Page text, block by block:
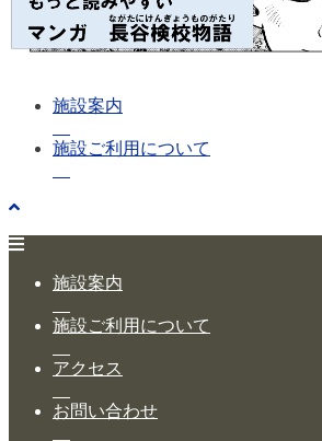
施設案内
施設ご利用について
施設案内
施設ご利用について
アクセス
お問い合わせ